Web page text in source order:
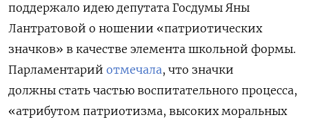
поддержало идею депутата Госдумы Яны
Лантратовой о ношении «патриотических
значков» в качестве элемента школьной формы.
Парламентарий отмечала, что значки
должны стать частью воспитательного процесса,
«атрибутом патриотизма, высоких моральных